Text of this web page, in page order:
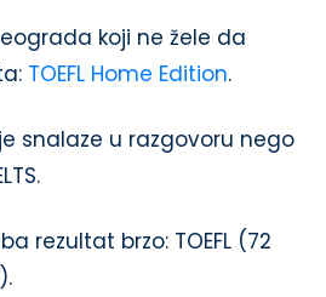
koji ne žele da
TOEFL Home Edition.
snalaze u razgovoru nego
rezultat brzo: TOEFL (72